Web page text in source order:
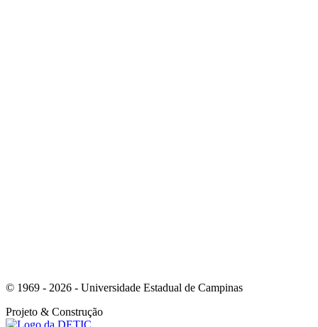
© 1969 - 2026 - Universidade Estadual de Campinas
Projeto & Construção